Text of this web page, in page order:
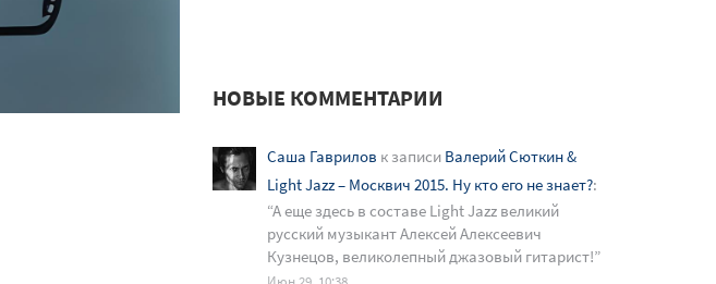
НОВЫЕ КОММЕНТАРИИ
Саша Гаврилов к записи Валерий Сюткин &
Light Jazz – Москвич 2015. Ну кто его не знает?:
“А еще здесь в составе Light Jazz великий
русский музыкант Алексей Алексеевич
Кузнецов, великолепный джазовый гитарист!”
Июн 29, 10:38